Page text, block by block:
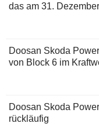
das am 31.
Doosan Skoda
von Block 6 im
Doosan Skoda
rückläufig